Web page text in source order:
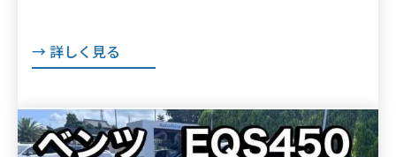
ーへ！】
→ 詳しく見る